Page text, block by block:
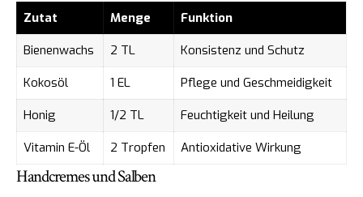
Zutat
Menge
Funktion
Bienenwachs
2 TL
Konsistenz und Schutz
Kokosöl
1 EL
Pflege und Geschmeidigkeit
Honig
1/2 TL
Feuchtigkeit und Heilung
Vitamin E-Öl
2 Tropfen Antioxidative Wirkung
Handcremes und Salben